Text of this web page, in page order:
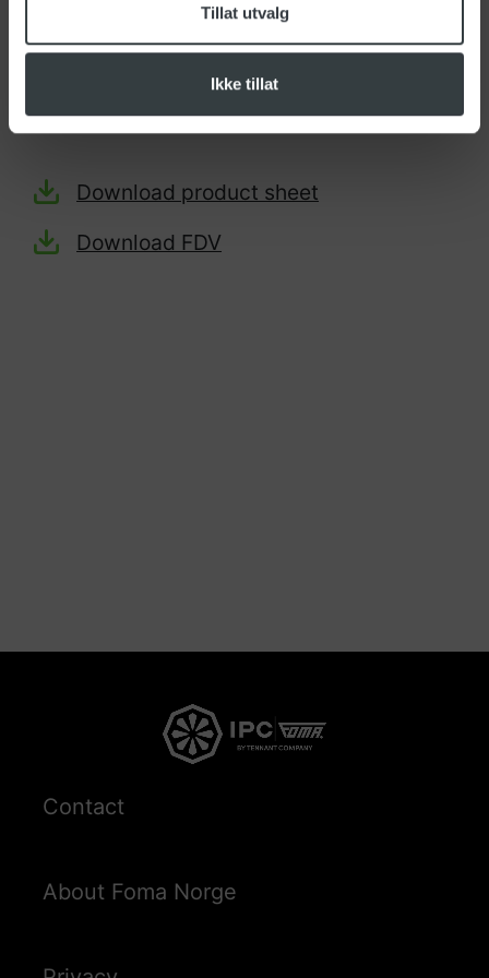
Tillat utvalg
Ikke tillat
EAN-nr: 7050481750959
Opprinnelsesland:
Download product sheet
Download FDV
Contact
About Foma Norge